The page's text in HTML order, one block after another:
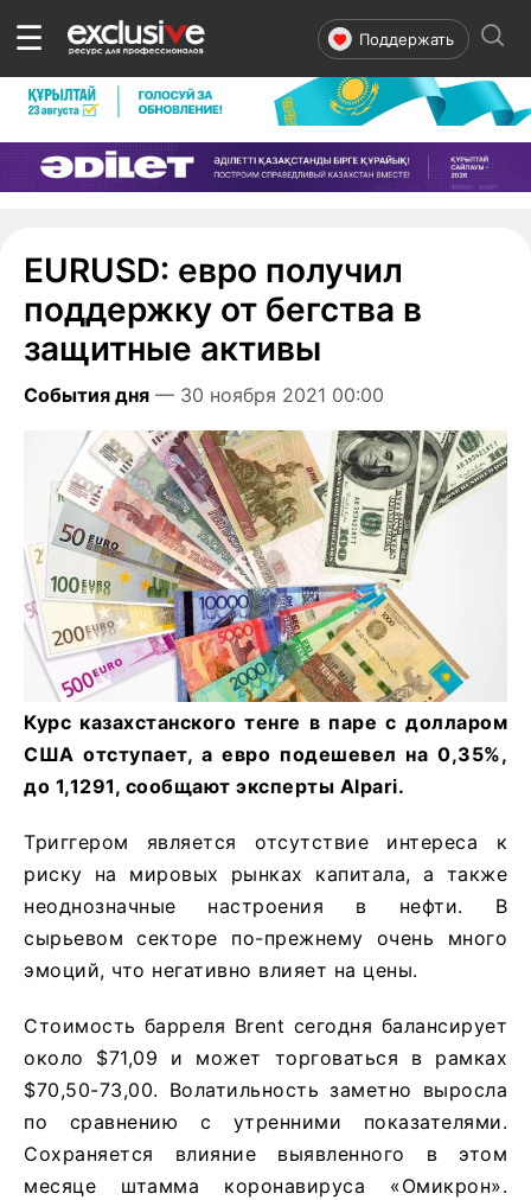
☰ Поддержать
EURUSD: евро получил
поддержку от бегства в
защитные активы
События дня — 30 ноября 2021 00:00
Курс казахстанского тенге в паре с долларом
США отступает, а евро подешевел на 0,35%,
до 1,1291, сообщают эксперты Alpari.
Триггером является отсутствие интереса к
риску на мировых рынках капитала, а также
неоднозначные настроения в нефти. В
сырьевом секторе по-прежнему очень много
эмоций, что негативно влияет на цены.
Стоимость барреля Brent сегодня балансирует
около $71,09 и может торговаться в рамках
$70,50-73,00. Волатильность заметно выросла
по сравнению с утренними показателями.
Сохраняется влияние выявленного в этом
месяце штамма коронавируса «Омикрон».